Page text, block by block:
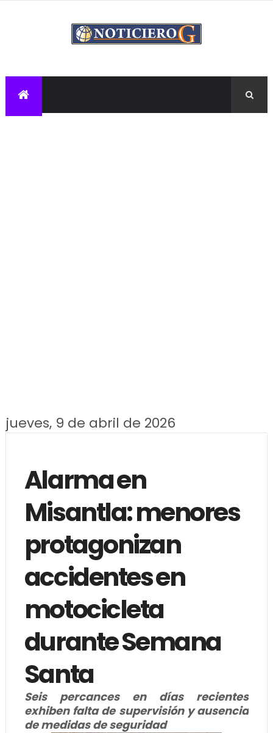
jueves, 9 de abril de 2026
Alarma en
Misantla: menores
protagonizan
accidentes en
motocicleta
durante Semana
Santa
Seis percances en días recientes
exhiben falta de supervisión y ausencia
de medidas de seguridad